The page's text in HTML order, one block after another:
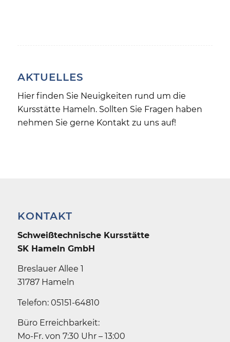
AKTUELLES
Hier finden Sie Neuigkeiten rund um die
Kursstätte Hameln. Sollten Sie Fragen haben
nehmen Sie gerne Kontakt zu unsauf!
KONTAKT
Schweiß­technische Kursstätte
SK Hameln GmbH
Breslauer Allee 1
31787 Hameln
Telefon: 05151-64810
Büro Erreichbarkeit:
Mo-Fr. von 7:30 Uhr – 13:00